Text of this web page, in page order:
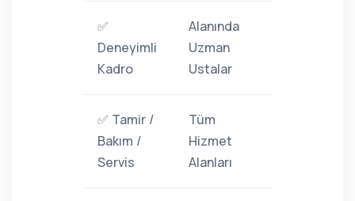
✅
Deneyimli
Kadro
Alanında
Uzman
Ustalar
✅ Tamir /
Bakım /
Servis
Tüm
Hizmet
Alanları